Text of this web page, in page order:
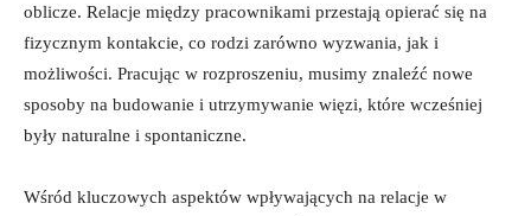
oblicze. Relacje między pracownikami przestają opierać się na‍
fizycznym ⁣kontakcie,⁣ co rodzi zarówno wyzwania, jak i
możliwości. Pracując w rozproszeniu, musimy znaleźć nowe
sposoby na budowanie ‌i utrzymywanie więzi, które wcześniej
były naturalne i spontaniczne.
Wśród kluczowych aspektów wpływających na ‍relacje w